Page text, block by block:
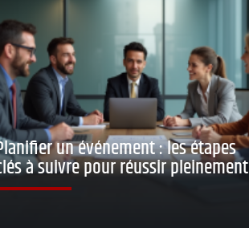
un événement : les étapes
à suivre pour réussir pleinement